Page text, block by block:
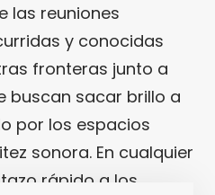
las reuniones
y conocidas
fronteras junto a
buscan sacar brillo a
por los espacios
sonora. En cualquier
rápido a los